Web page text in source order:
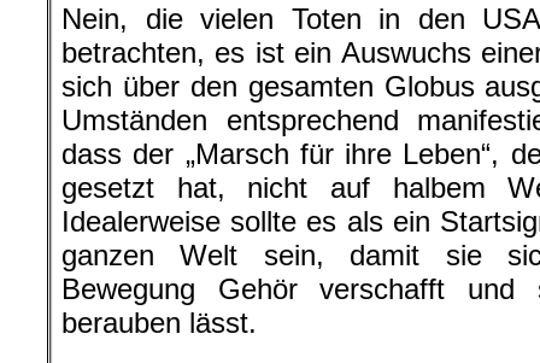
Nein, die vielen Toten in den
betrachten, es ist ein Auswuchs
sich über den gesamten Globus
Umständen entsprechend
dass der „Marsch für ihre Leben“,
gesetzt hat, nicht auf halbem
Idealerweise sollte es als ein
ganzen Welt sein, damit sie
Bewegung Gehör verschafft
berauben lässt.